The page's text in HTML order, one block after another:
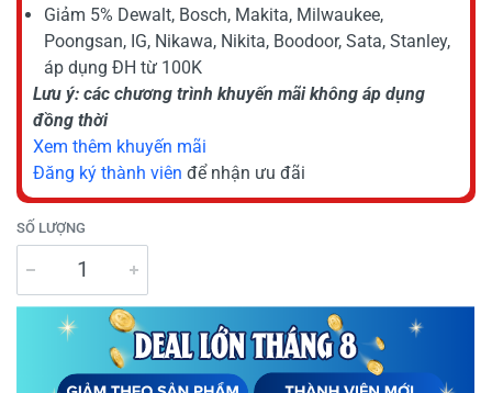
Giảm 5% Dewalt, Bosch, Makita, Milwaukee,
Poongsan, IG, Nikawa, Nikita, Boodoor, Sata, Stanley,
áp dụng ĐH từ 100K
Lưu ý: các chương trình khuyến mãi không áp dụng
đồng thời
Xem thêm khuyến mãi
Đăng ký thành viên để nhận ưu đãi
SỐ LƯỢNG